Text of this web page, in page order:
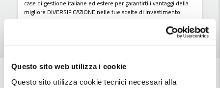
Questo sito web utilizza i cookie
Questo sito utilizza cookie tecnici necessari alla
case di gestione italiane ed estere per garantirti i vantaggi della
migliore DIVERSIFICAZIONE nelle tue scelte di investimento.
Altri prodotti